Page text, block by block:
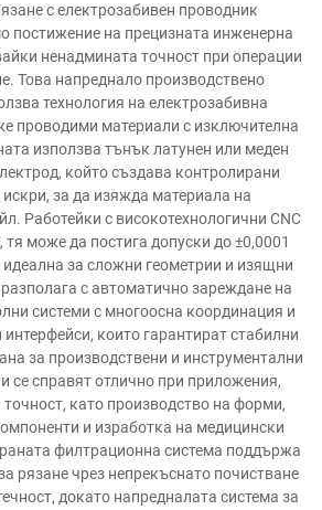
с електрозабивен проводник
постижение на прецизната инженерна
ненадмината точност при операции
Това напреднало производствено
технология на електрозабивна
проводими материали с изключителна
използва тънък латунен или меден
който създава контролирани
искри, за да изяжда материала на
Работейки с високотехнологични CNC
тя може да постига допуски до ±0,0001
идеална за сложни геометрии и изящни
с автоматично зареждане на
системи с многоосна координация и
които гарантират стабилни
за производствени и инструментални
се справят отлично при приложения,
като производство на форми,
и изработка на медицински
филтрационна система поддържа
рязане чрез непрекъснато почистване
докато напредналата система за